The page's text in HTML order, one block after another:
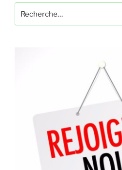
pour